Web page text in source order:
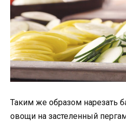
Таким же образом нарезать
овощи на застеленный